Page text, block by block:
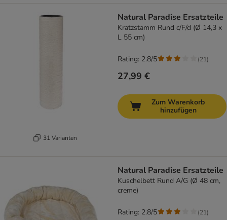
31 Varianten
Natural Paradise Ersatzteile
Kratzstamm Rund c/F/d (Ø 14,3 x
L 55 cm)
27,99 €
Rating: 2.8/5 (21)
Zum Warenkorb
hinzufügen
Natural Paradise Ersatzteile
Kuschelbett Rund A/G (Ø 48 cm,
creme)
Rating: 2.8/5 (21)